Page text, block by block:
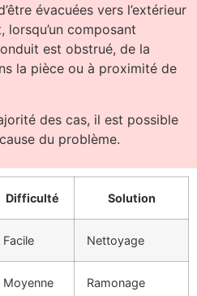
évacuées vers l’extérieur
composant
est obstrué, de la
la pièce ou à proximité de
des cas, il est possible
du problème.
Difficulté Solution
Facile Nettoyage
Moyenne Ramonage